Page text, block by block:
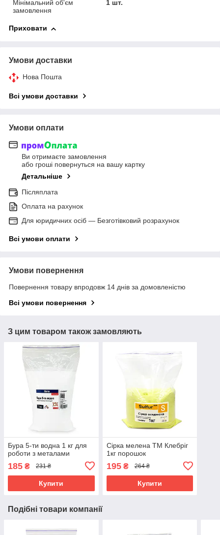
Мінімальний об'єм
замовлення
1 шт.
Приховати
Умови доставки
Нова Пошта
Всі умови доставки
Умови оплати
Ви отримаєте замовлення
або гроші повернуться на вашу картку
Детальніше
Післяплата
Оплата на рахунок
Для юридичних осіб — Безготівковий розрахунок
Всі умови оплати
Умови повернення
Повернення товару впродовж 14 днів за домовленістю
Всі умови повернення
З цим товаром також замовляють
Бура 5-ти водна 1 кг для
роботи з металами
185 ₴ 231 ₴
Купити
Сірка мелена ТМ Клебріг
1кг порошок
195₴ 264 ₴
Купити
Подібні товари компанії